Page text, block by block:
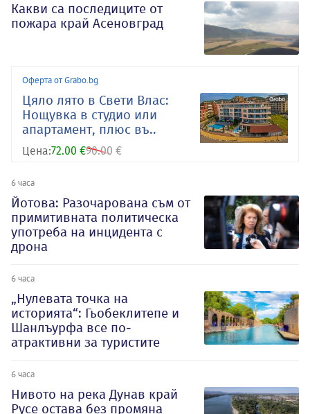
Какви са последиците от
пожара край Асеновград
Оферта от Grabo.bg
Цяло лято в Свети Влас:
Нощувка в студио или
апартамент, плюс въ..
Цена:72.00 €90.00 €
6 часа
Йотова: Разочарована съм от
примитивната политическа
употреба на инцидента с
дрона
6 часа
„Нулевата точка на
историята“: Гьобеклитепе и
Шанлъурфа все по-
атрактивни за туристите
6 часа
Нивото на река Дунав край
Русе остава без промяна